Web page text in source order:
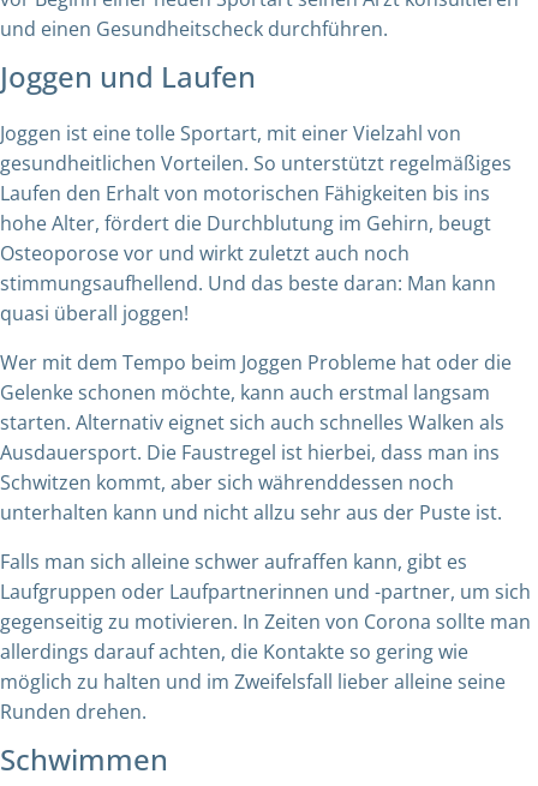
und einen Gesundheitscheck durchführen.
Joggen und Laufen
Joggen ist eine tolle Sportart, mit einer Vielzahl von
gesundheitlichen Vorteilen. So unterstützt regelmäßiges
Laufen den Erhalt von motorischen Fähigkeiten bis ins
hohe Alter, fördert die Durchblutung im Gehirn, beugt
Osteoporose vor und wirkt zuletzt auch noch
stimmungsaufhellend. Und das beste daran: Man kann
quasi überall joggen!
Wer mit dem Tempo beim Joggen Probleme hat oder die
Gelenke schonen möchte, kann auch erstmal langsam
starten. Alternativ eignet sich auch schnelles Walken als
Ausdauersport. Die Faustregel ist hierbei, dass man ins
Schwitzen kommt, aber sich währenddessen noch
unterhalten kann und nicht allzu sehr aus der Puste ist.
Falls man sich alleine schwer aufraffen kann, gibt es
Laufgruppen oder Laufpartnerinnen und -partner, um sich
gegenseitig zu motivieren. In Zeiten von Corona sollte man
allerdings darauf achten, die Kontakte so gering wie
möglich zu halten und im Zweifelsfall lieber alleine seine
Runden drehen.
Schwimmen